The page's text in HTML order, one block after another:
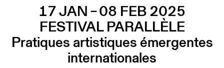
17 JAN – 08 FEB 2025
FESTIVAL PARALLÈLE
Pratiques artistiques émergentes
internationales